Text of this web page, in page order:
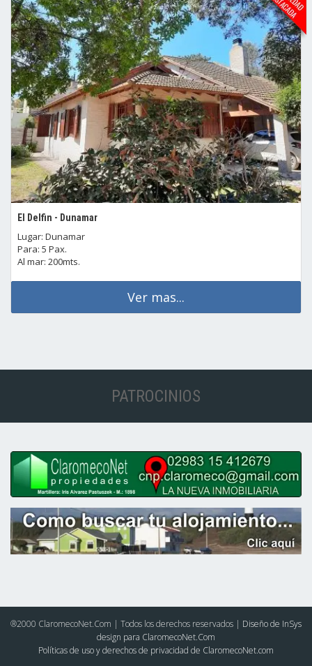
El Delfin - Dunamar
Lugar: Dunamar
Para: 5 Pax.
Al mar: 200mts.
Ver mas...
PATROCINIOS
®2000 ClaromecoNet.Com | Todos los derechos reservados | Diseño de InSys
design para ClaromecoNet.Com
Políticas de uso y derechos de privacidad de ClaromecoNet.com